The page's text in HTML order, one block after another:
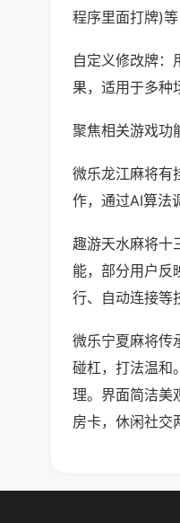
程序里面打牌)
自定义修改牌：
果，适用于多种
聚焦相关游戏功
微乐龙江麻将有
作，通过AI算法
趣游天水麻将十
能，部分用户反
行、自动连接等
微乐宁夏麻将传
碰杠，打法温和
理。界面简洁美
房卡，休闲社交